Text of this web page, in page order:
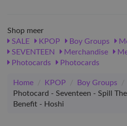
Shop meer
SALE
KPOP Boy Groups
SEVENTEEN
Merchandise
Photocards
Photocards
Home / KPOP / Boy Groups /
Photocard - Seventeen - Spill
Benefit - Hoshi